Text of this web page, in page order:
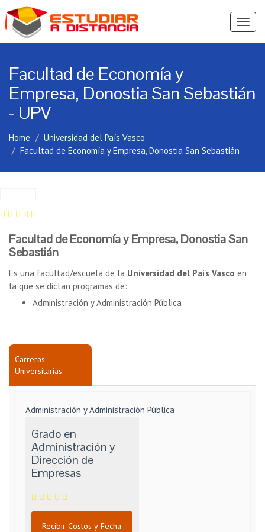
Ver
Facultad de Economía y
Empresa, Donostia San Sebastián
- UPV
Home
Universidad del País Vasco
Facultad de Economía y Empresa, Donostia San Sebastián
Facultad de Economía y Empresa, Donostia San
Sebastián
Es una facultad/escuela de la Universidad del País Vasco en
la que se dictan programas de:
Administración y Administración Pública
Carreras
Universitarias
Administración y Administración Pública
Grado en
Administración y
Dirección de
Empresas
Recibir Costos y Fecha